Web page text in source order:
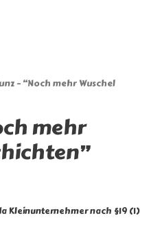
– “Noch mehr Wuschel
mehr
Kleinunternehmer nach §19 (1)